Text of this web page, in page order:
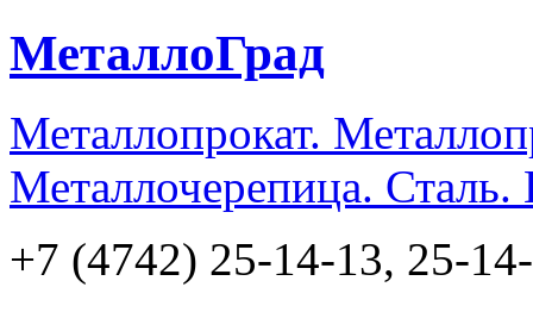
МеталлоГрад
Металлопрокат.
Металлочерепица.
+7 (4742) 25-14-13, 25-